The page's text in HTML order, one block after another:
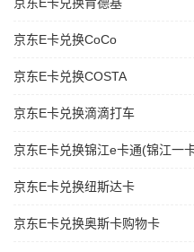
京东E卡兑换CoCo
京东E卡兑换COSTA
京东E卡兑换滴滴打车
京东E卡兑换锦江e卡通(锦江一
京东E卡兑换纽斯达卡
京东E卡兑换奥斯卡购物卡